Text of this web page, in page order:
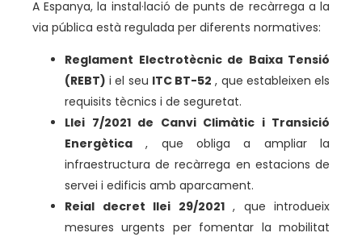
A Espanya, la instal·lació de punts de recàrrega a la
via pública està regulada per diferents normatives:
Reglament Electrotècnic de Baixa Tensió
(REBT) i el seu ITC BT-52 , que estableixen els
requisits tècnics i de seguretat.
Llei 7/2021 de Canvi Climàtic i Transició
Energètica , que obliga a ampliar la
infraestructura de recàrrega en estacions de
servei i edificis amb aparcament.
Reial decret llei 29/2021, que introdueix
mesures urgents per fomentar la mobilitat